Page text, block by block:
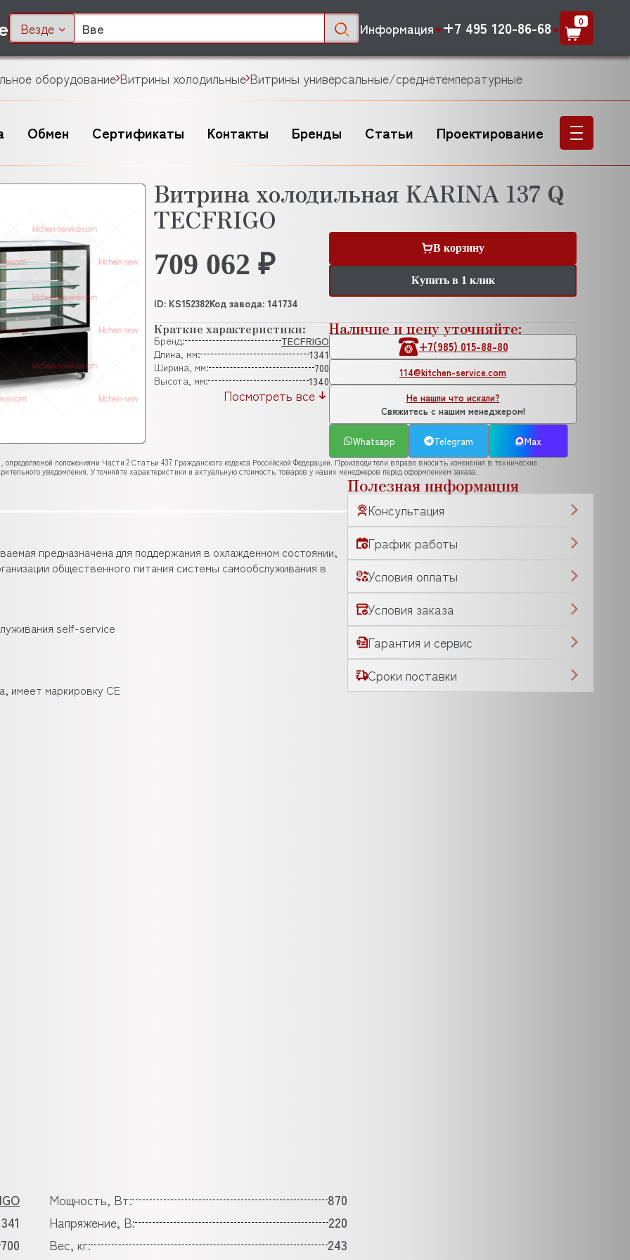
Везде Информация +7 495 120-86-68 0
оборудование Витрины холодильные Витрины универсальные/среднетемпературные
Обмен Сертификаты Контакты Бренды Статьи Проектирование
Витрина холодильная KARINA 137 Q
TECFRIGO
709 062 ₽
В корзину
Купить в 1 клик
ID: KS152382Код завода: 141734
Краткие характеристики:
Бренд:
TECFRIGO
Длина, мм:
1341
Ширина, мм:
700
Высота, мм:
1340
Посмотреть все
Наличие и цену уточняйте:
+7(985) 015-88-80
114@kitchen-service.com
Не нашли что искали?
Свяжитесь с нашим менеджером!
Whatsapp Telegram Max
положениями Части 2 Статьи 437 Гражданского кодекса Российской Федерации. Производители вправе вносить изменения в технические
уведомления. Уточняйте характеристики и актуальную стоимость товаров у наших менеджеров перед оформлением заказа.
предназначена для поддержания в охлажденном состоянии,
общественного питания системы самообслуживания в
self-service
имеет маркировку CE
Мощность, Вт:
870
Напряжение, В:
220
700 Вес, кг:
243
Полезная информация
Консультация
График работы
Условия оплаты
Условия заказа
Гарантия и сервис
Сроки поставки